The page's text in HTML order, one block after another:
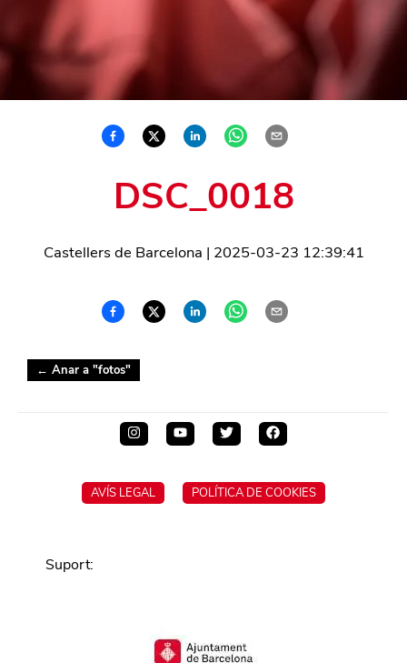
DSC_0018
Castellers de Barcelona | 2025-03-23 12:39:41
← Anar a "fotos"
AVÍS LEGAL POLÍTICA DE COOKIES
Suport: